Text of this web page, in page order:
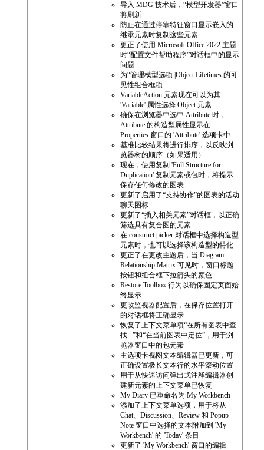
导入 MDG 技术后，“模型开发器”窗口
将刷新
防止在通过停靠特征窗口显示嵌入的
继承元素时复制这些元素
更正了使用 Microsoft Office 2022 主题
时“配置文件帮助程序”对话框中的显示
问题
为“管理模型选项 |Object Lifetimes 的可
见性组合框项
VariableAction 元素现在可以为其
'Variable' 属性选择 Object 元素
确保在浏览器中选中 Attribute 时，
Attribute 的构造型属性显示在
Properties 窗口的 'Attribute' 选项卡中
基准比较结果将进行排序，以反映浏
览器树的顺序（如果适用）
现在，使用复制 'Full Structure for
Duplication' 复制元素或包时，将提示
保存任何修改的图表
更新了启用了“支持协作”的图表的活动
聊天图标
更新了“插入相关元素”对话框，以正确
筛选具有复合图的元素
在 construct picker 对话框中选择构造型
元素时，也可以选择该构造型的特化
更正了在更改主题后，当 Diagram
Relationship Matrix 可见时，窗口标题
按钮和组合框下拉箭头的颜色
Restore Toolbox 行为以确保固定页面始
终显示
更改监视器配置后，在保存位置打开
的对话框将正确显示
恢复了上下文菜单项“在所有图表中查
找...”和“在当前图表中定位”，用于浏
览器窗口中的包元素
主选项卡视图文本编辑器已更新，可
正确设置极长文本行的水平滚动位置
用于从快速访问弹出式注释编辑器创
建新元素的上下文菜单已恢复
My Diary 已重命名为 My Workbench
添加了上下文菜单选项，用于将从
Chat、Discussion、Review 和 Popup
Note 窗口中选择的文本附加到 'My
Workbench' 的 'Today' 条目
更新了 'My Workbench' 窗口的编辑